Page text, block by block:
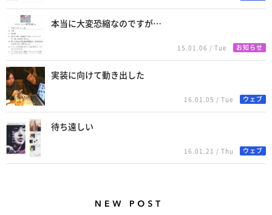
本当に大変恐縮なのですが…
15.01.06 / Tue お知らせ
実装に向けて動き出した
16.01.05 / Tue ウェブ
待ち遠しい
16.01.21 / Thu ウェブ